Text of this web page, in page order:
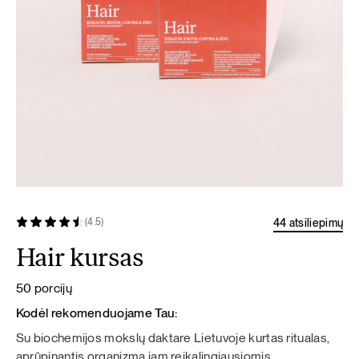
(4.5) 44 atsiliepimų
Hair kursas
50 porcijų
Kodėl rekomenduojame Tau:
Su biochemijos mokslų daktare Lietuvoje kurtas ritualas,